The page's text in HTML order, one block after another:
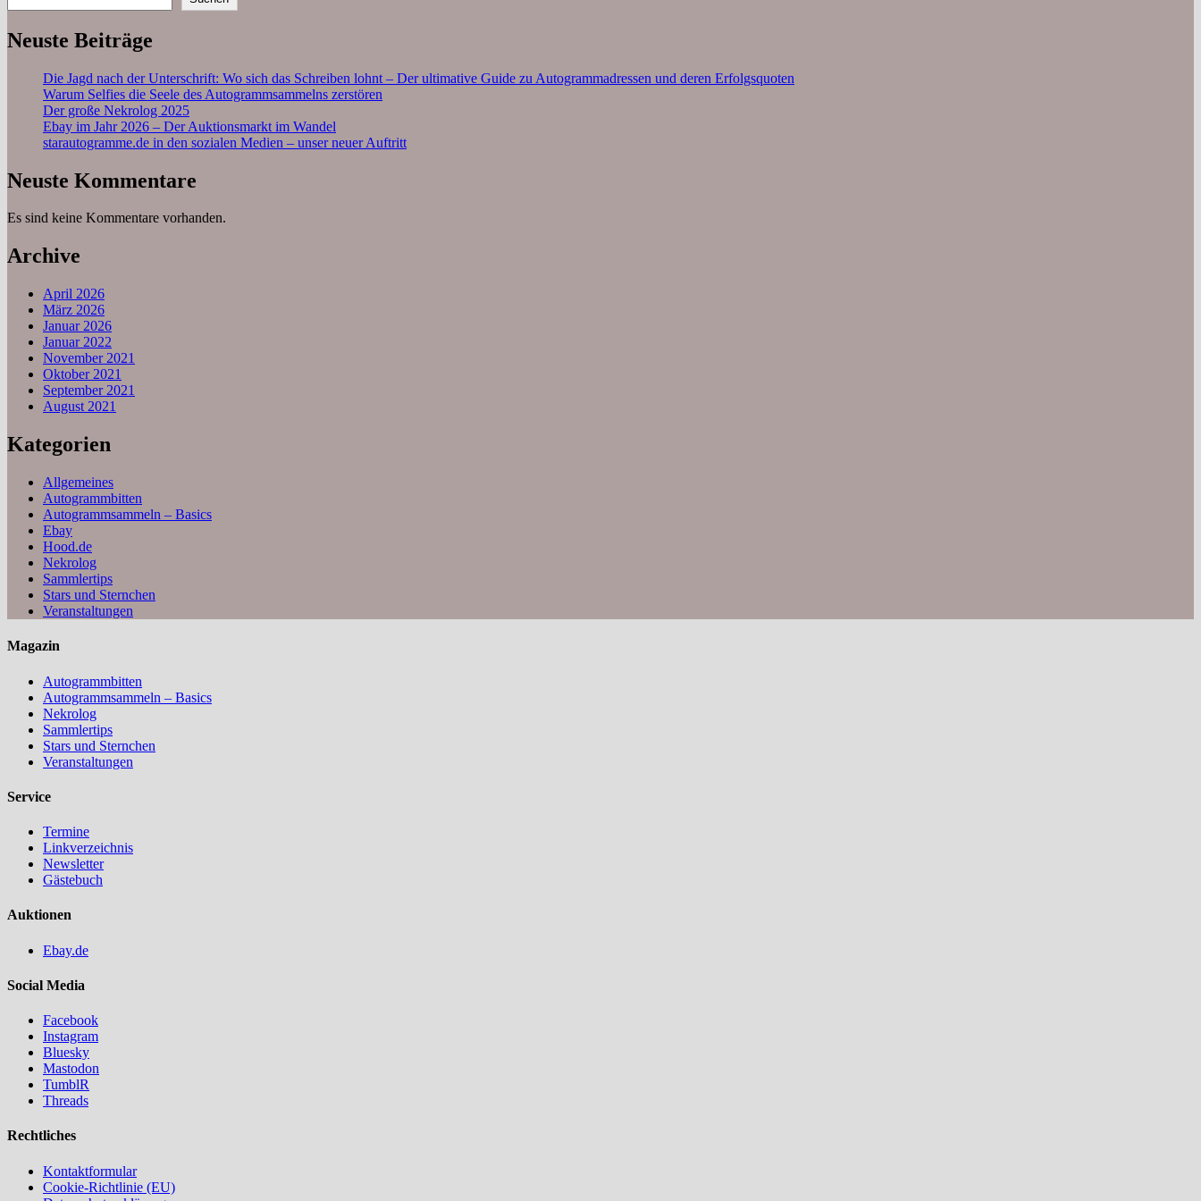
Neuste Beiträge
Die Jagd nach der Unterschrift: Wo sich das Schreiben lohnt – Der ultimative Guide zu Autogrammadressen und deren Erfolgsquoten
Warum Selfies die Seele des Autogrammsammelns zerstören
Der große Nekrolog 2025
Ebay im Jahr 2026 – Der Auktionsmarkt im Wandel
starautogramme.de in den sozialen Medien – unser neuer Auftritt
Neuste Kommentare
Es sind keine Kommentare vorhanden.
Archive
April 2026
März 2026
Januar 2026
Januar 2022
November 2021
Oktober 2021
September 2021
August 2021
Kategorien
Allgemeines
Autogrammbitten
Autogrammsammeln – Basics
Ebay
Hood.de
Nekrolog
Sammlertips
Stars und Sternchen
Veranstaltungen
Magazin
Autogrammbitten
Autogrammsammeln – Basics
Nekrolog
Sammlertips
Stars und Sternchen
Veranstaltungen
Service
Termine
Linkverzeichnis
Newsletter
Gästebuch
Auktionen
Ebay.de
Social Media
Facebook
Instagram
Bluesky
Mastodon
TumblR
Threads
Rechtliches
Kontaktformular
Cookie-Richtlinie (EU)